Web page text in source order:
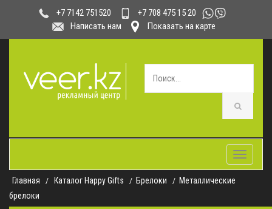
+7 7142 751520
+7 708 475 15 20
Написать нам
Показать на карте
Toggle
Главная
Каталог Happy Gifts Брелоки
Металлические
брелоки